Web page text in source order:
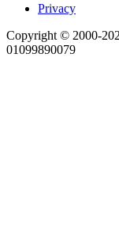
Privacy
Copyright © 2000-
01099890079